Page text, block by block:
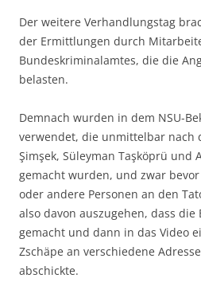
Der weitere Verhandlungstag
der Ermittlungen durch
Bundeskriminalamtes, die die
belasten.
Demnach wurden in dem NSU-
verwendet, die unmittelbar nach
Şimşek, Süleyman Taşköprü und
gemacht wurden, und zwar
oder andere Personen an den
also davon auszugehen, dass
gemacht und dann in das Video
Zschäpe an verschiedene
abschickte.